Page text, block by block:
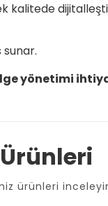
kalitede
yönetimi
ürünleri